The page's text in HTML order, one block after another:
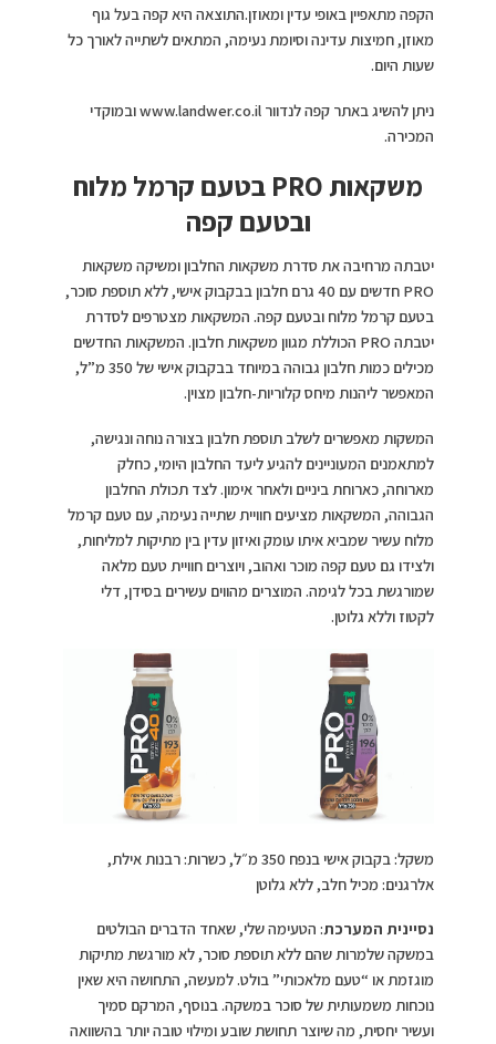
הקפה מתאפיין באופי עדין ומאוזן.התוצאה היא קפה בעל גוף
מאוזן, חמיצות עדינה וסיומת נעימה, המתאים לשתייה לאורך כל
שעות היום.
ניתן להשיג באתר קפה לנדוור www.landwer.co.il ובמוקדי
המכירה.
משקאות PRO
בטעם קרמל מלוח
ובטעם קפה
יטבתה מרחיבה את סדרת משקאות החלבון ומשיקה משקאות
PRO חדשים עם 40 גרם חלבון בבקבוק אישי, ללא תוספת סוכר,
בטעם קרמל מלוח ובטעם קפה. המשקאות מצטרפים לסדרת
יטבתה PRO הכוללת מגוון משקאות חלבון. המשקאות החדשים
מכילים כמות חלבון גבוהה במיוחד בבקבוק אישי של 350 מ”ל,
המאפשר ליהנות מיחס קלוריות-חלבון מצוין.
המשקות מאפשרים לשלב תוספת חלבון בצורה נוחה ונגישה,
למתאמנים המעוניינים להגיע ליעד החלבון היומי, כחלק
מארוחה, כארוחת ביניים ולאחר אימון. לצד תכולת החלבון
הגבוהה, המשקאות מציעים חוויית שתייה נעימה, עם טעם קרמל
מלוח עשיר שמביא איתו עומק ואיזון עדין בין מתיקות למליחות,
ולצידו גם טעם קפה מוכר ואהוב, ויוצרים חוויית טעם מלאה
שמורגשת בכל לגימה. המוצרים מהווים עשירים בסידן, דלי
לקטוז וללא גלוטן.
משקל: בקבוק אישי בנפח 350 מ״ל, כשרות: רבנות אילת,
אלרגנים: מכיל חלב, ללא גלוטן
נסיינית המערכת: הטעימה שלי, שאחד הדברים הבולטים
במשקה שלמרות שהם ללא תוספת סוכר, לא מורגשת מתיקות
מוגזמת או “טעם מלאכותי” בולט. למעשה, התחושה היא שאין
נוכחות משמעותית של סוכר במשקה. בנוסף, המרקם סמיך
ועשיר יחסית, מה שיוצר תחושת שובע ומילוי טובה יותר בהשוואה